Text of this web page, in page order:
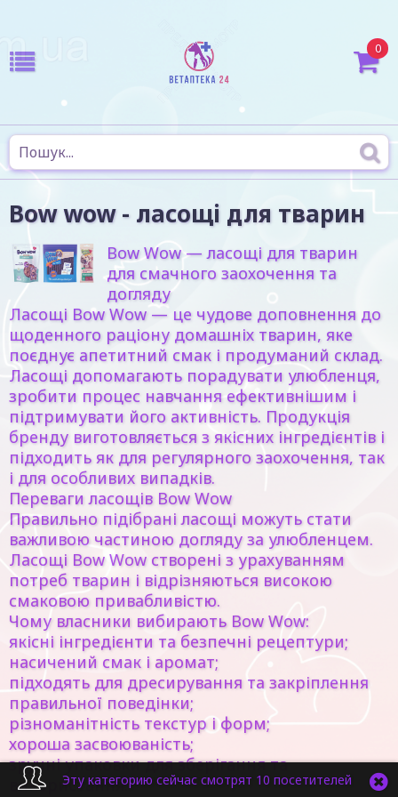
0
Bow wow - ласощі для тварин
Bow Wow — ласощі для тварин
для смачного заохочення та
догляду
Ласощі Bow Wow — це чудове доповнення до
щоденного раціону домашніх тварин, яке
поєднує апетитний смак і продуманий склад.
Ласощі допомагають порадувати улюбленця,
зробити процес навчання ефективнішим і
підтримувати його активність. Продукція
бренду виготовляється з якісних інгредієнтів і
підходить як для регулярного заохочення, так
і для особливих випадків.
Переваги ласощів Bow Wow
Правильно підібрані ласощі можуть стати
важливою частиною догляду за улюбленцем.
Ласощі Bow Wow створені з урахуванням
потреб тварин і відрізняються високою
смаковою привабливістю.
Чому власники вибирають Bow Wow:
якісні інгредієнти та безпечні рецептури;
насичений смак і аромат;
підходять для дресирування та закріплення
правильної поведінки;
різноманітність текстур і форм;
хороша засвоюваність;
зручні упаковки для зберігання та
використання.
Эту категорию сейчас смотрят 10 посетителей